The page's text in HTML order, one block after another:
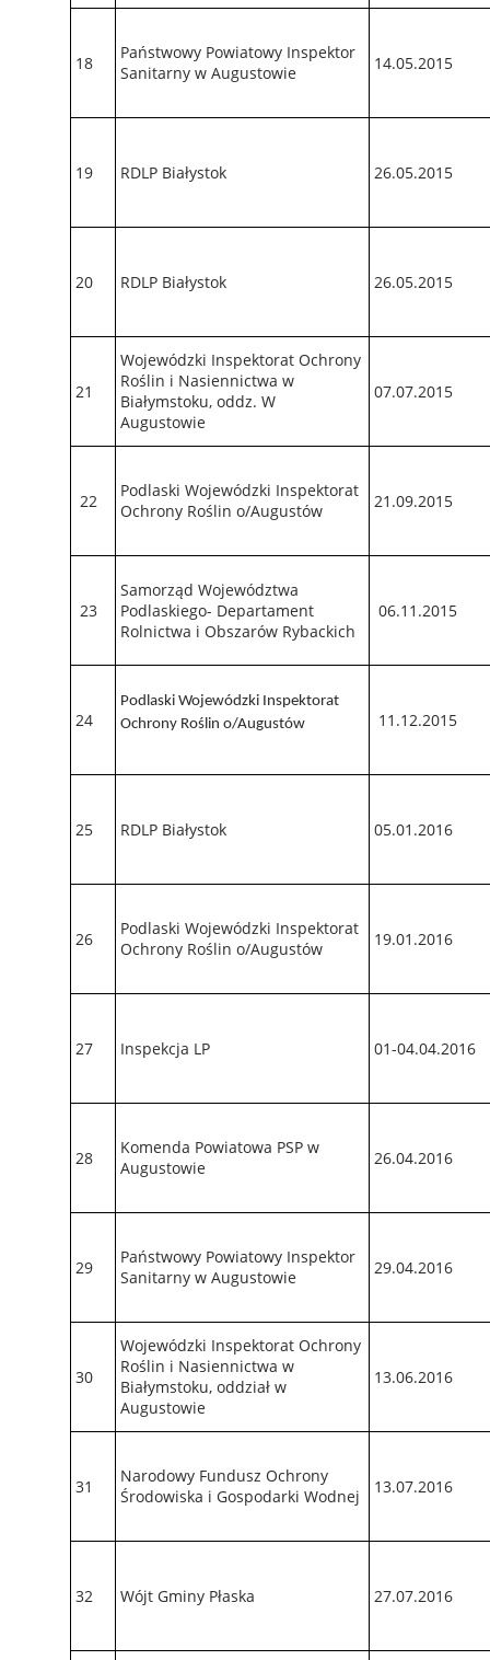
18
Państwowy Powiatowy Inspektor
Sanitarny w Augustowie
14.05.2015
19 RDLP Białystok 26.05.2015
20 RDLP Białystok 26.05.2015
21
Wojewódzki Inspektorat Ochrony
Roślin i Nasiennictwa w
Białymstoku, oddz. W
Augustowie
07.07.2015
22
Podlaski Wojewódzki Inspektorat
Ochrony Roślin o/Augustów
21.09.2015
23
Samorząd Województwa
Podlaskiego- Departament
Rolnictwa i Obszarów Rybackich
06.11.2015
24
Podlaski Wojewódzki Inspektorat
Ochrony Roślin o/Augustów
11.12.2015
25 RDLP Białystok 05.01.2016
26
Podlaski Wojewódzki Inspektorat
Ochrony Roślin o/Augustów
19.01.2016
27 Inspekcja LP 01-04.04.2016
28
Komenda Powiatowa PSP w
Augustowie
26.04.2016
29
Państwowy Powiatowy Inspektor
Sanitarny w Augustowie
29.04.2016
30
Wojewódzki Inspektorat Ochrony
Roślin i Nasiennictwa w
Białymstoku, oddział w
Augustowie
13.06.2016
31
Narodowy Fundusz Ochrony
Środowiska i Gospodarki Wodnej
13.07.2016
32 Wójt Gminy Płaska 27.07.2016